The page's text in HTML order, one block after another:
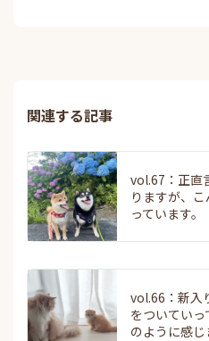
関連する記事
vol.67：正直
りますが、
っています。
vol.66：新入
をついてい
のように感じ